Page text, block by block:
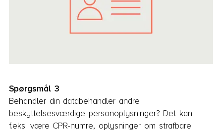
Spørgsmål 3
Behandler din databehandler andre
beskyttelsesværdige personoplysninger? Det kan
f.eks. være CPR-numre, oplysninger om strafbare